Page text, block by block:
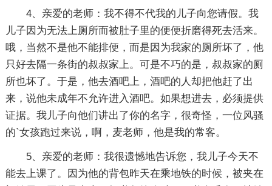
4、亲爱的老师：我不得不代我的儿子向您请假。我
儿子因为无法上厕所而被肚子里的便便折磨得死去活来。
哦，当然不是他不能排便，而是因为我家的厕所坏了，他
只好去隔一条街的叔叔家上。可是不巧的是，叔叔家的厕
所也坏了。于是，他去酒吧上，酒吧的人却把他赶了出
来，说他未成年不允许进入酒吧。如果想进去，必须提供
证据。我儿子向他们讲出了你的名字，很奇怪，一位风骚
的`女孩跑过来说，啊，麦老师，他是我的常客。
5、亲爱的老师：我很遗憾地告诉您，我儿子今天不
能去上课了。因为他的背包昨天在乘地铁的时候，被夹在